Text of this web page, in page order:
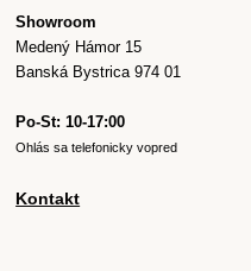
Showroom
Medený Hámor 15
Banská Bystrica 974 01
Po-St: 10-17:00
Ohlás sa telefonicky vopred
Kontakt